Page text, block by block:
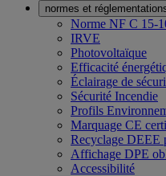
normes et
Norme NF C 15-
IRVE
Photovoltaïque
Efficacité
Éclairage de
Sécurité Incendie
Profils
Marquage CE
Recyclage DEEE
Affichage DPE
Accessibilité